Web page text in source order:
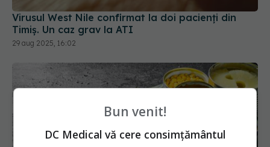
Bun venit!
DC Medical vă cere consimțământul